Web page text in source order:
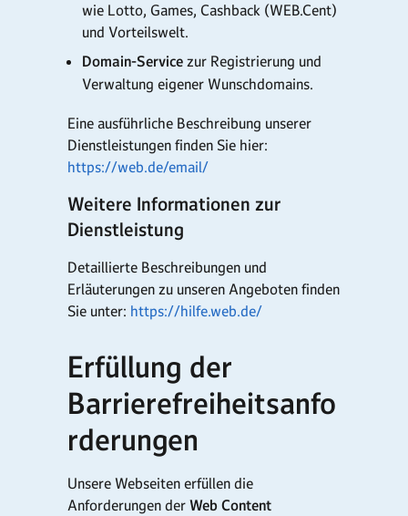
wie Lotto, Games, Cashback (WEB.Cent)
und Vorteilswelt.
Domain-Service zur Registrierung und
Verwaltung eigener Wunschdomains.
Eine ausführliche Beschreibung unserer
Dienstleistungen finden Sie hier:
https://web.de/email/
Weitere Informationen zur
Dienstleistung
Detaillierte Beschreibungen und
Erläuterungen zu unseren Angeboten finden
Sie unter: https://hilfe.web.de/
Erfüllung der
Barrierefreiheitsanfo
rderungen
Unsere Webseiten erfüllen die
Anforderungen der Web Content